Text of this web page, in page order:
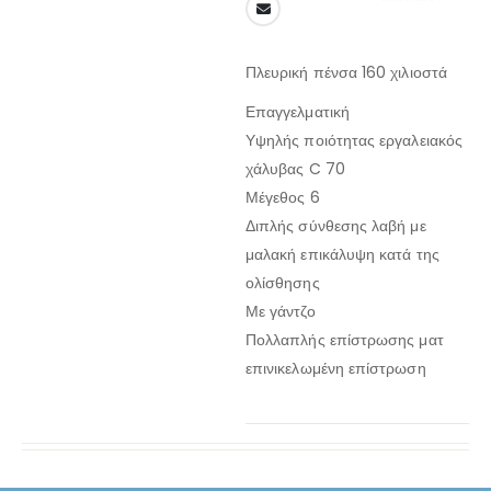
Πλευρική πένσα 160 χιλιοστά
Επαγγελματική
Υψηλής ποιότητας εργαλειακός
χάλυβας C 70
Μέγεθος 6
Διπλής σύνθεσης λαβή με
μαλακή επικάλυψη κατά της
ολίσθησης
Με γάντζο
Πολλαπλής επίστρωσης ματ
επινικελωμένη επίστρωση